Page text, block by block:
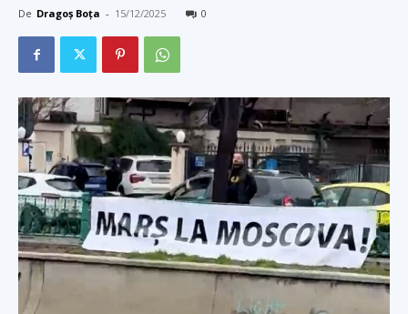
De Dragoș Boța - 15/12/2025 0